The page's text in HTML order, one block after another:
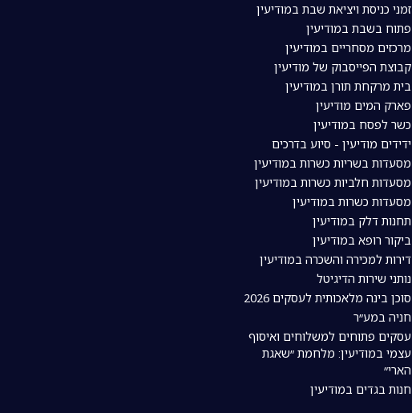
זמני כניסת ויציאת שבת במודיעין
פתוח בשבת במודיעין
מרכזים מסחריים במודיעין
קבוצת הפייסבוק של מודיעין
בית מרקחת תורן במודיעין
פארק המים מודיעין
כשר לפסח במודיעין
ידידים מודיעין - סיוע בדרכים
מסעדות בשריות כשרות במודיעין
מסעדות חלביות כשרות במודיעין
מסעדות כשרות במודיעין
תחנות דלק במודיעין
ביקור רופא במודיעין
דירות למכירה והשכרה במודיעין
נותני שירות הדיגיטל
סוכן בינה מלאכותית לעסקים 2026
חניה במע״ר
עסקים פתוחים למשלוחים ואיסוף
עצמי במודיעין: מלחמת ״שאגת
הארי״
חנות בגדים במודיעין